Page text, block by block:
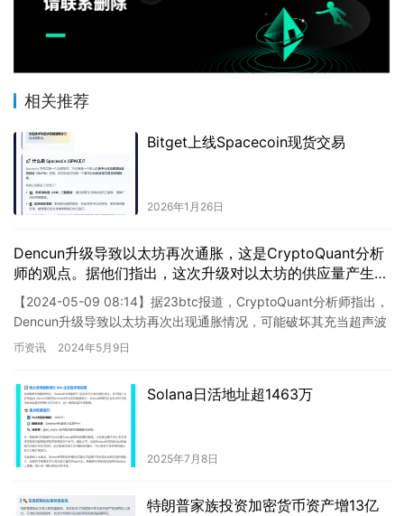
相关推荐
Bitget上线Spacecoin现货交易
2026年1月26日
Dencun升级导致以太坊再次通胀，这是CryptoQuant分析
师的观点。据他们指出，这次升级对以太坊的供应量产生了
显著影响。然而，值得注意的是，以太坊团队认为这是必要
的进一步发展的一部分。该升级旨在提高以太坊的可扩展性
和性能，以支持更多的应用和交易。这一通胀趋势将持续一
段时间，但据分析师预测，随着市场对这些改进的认可，以
更大的发展机会。
【2024-05-09 08:14】据23btc报道，CryptoQuant分析师指出，
Dencun升级导致以太坊再次出现通胀情况，可能破坏其充当超声波
货币的特性。 根据Crypt…
币资讯 2024年5月9日
Solana日活地址超1463万
2025年7月8日
特朗普家族投资加密货币资产增13亿